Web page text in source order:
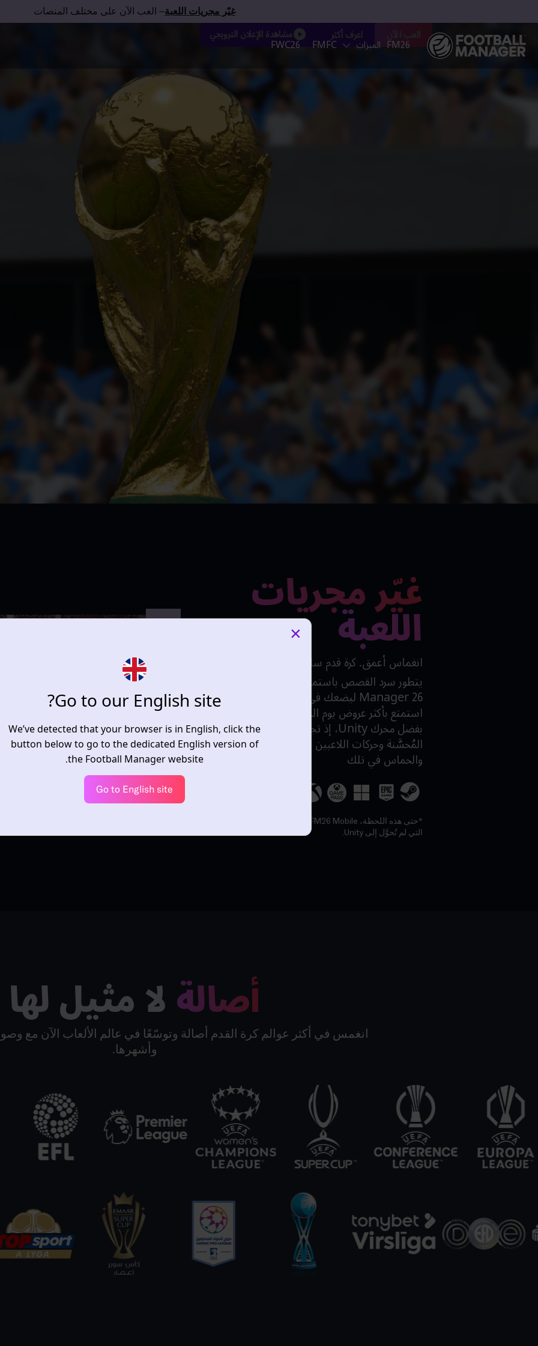
غيّر مجريات اللعبة– العب الآن على مختلف المنصات
FM26 الميزات FMFC
FWC26 اعرف أكثر مشاهدة الإعلان الترويجي
غيّر مجريات
اللعبة
انغماس أعمق. كرة قدم سلسة. إثارة خالصة.
Manager 26 ليضعك في صميم اللعبة الجميلة.
استمتع بأكثر عروض يوم المباراة جاذبية في السلسلة
بفضل محرك Unity، إذ تجتمع المؤثرات البصرية
المُحسَّنة وحركات اللاعبين المرنة لرفع مستوى الإثارة
والحماس في تلك
التي لم تُحوَّل إلى Unity.
أصالةلا مثيل لها
انغمس في أكثر عوالم كرة القدم أصالة وتوسّعًا في عالم الألعاب الآن مع
وأشهرها.
Go to our English site?
We’ve detected that your browser is in English, click the
button below to go to the dedicated English version of
the Football Manager website.
Go to English site
×